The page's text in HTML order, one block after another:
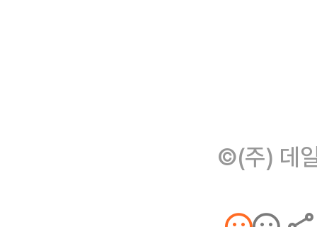
©(주) 데